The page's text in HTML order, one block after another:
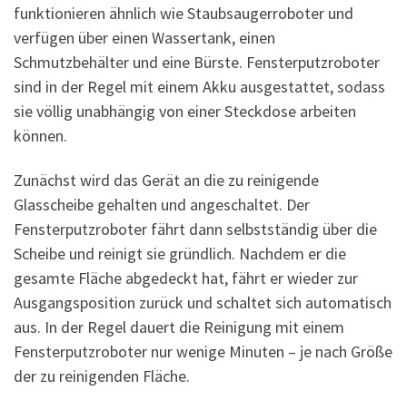
funktionieren ähnlich wie Staubsaugerroboter und
verfügen über einen Wassertank, einen
Schmutzbehälter und eine Bürste. Fensterputzroboter
sind in der Regel mit einem Akku ausgestattet, sodass
sie völlig unabhängig von einer Steckdose arbeiten
können.
Zunächst wird das Gerät an die zu reinigende
Glasscheibe gehalten und angeschaltet. Der
Fensterputzroboter fährt dann selbstständig über die
Scheibe und reinigt sie gründlich. Nachdem er die
gesamte Fläche abgedeckt hat, fährt er wieder zur
Ausgangsposition zurück und schaltet sich automatisch
aus. In der Regel dauert die Reinigung mit einem
Fensterputzroboter nur wenige Minuten – je nach Größe
der zu reinigenden Fläche.